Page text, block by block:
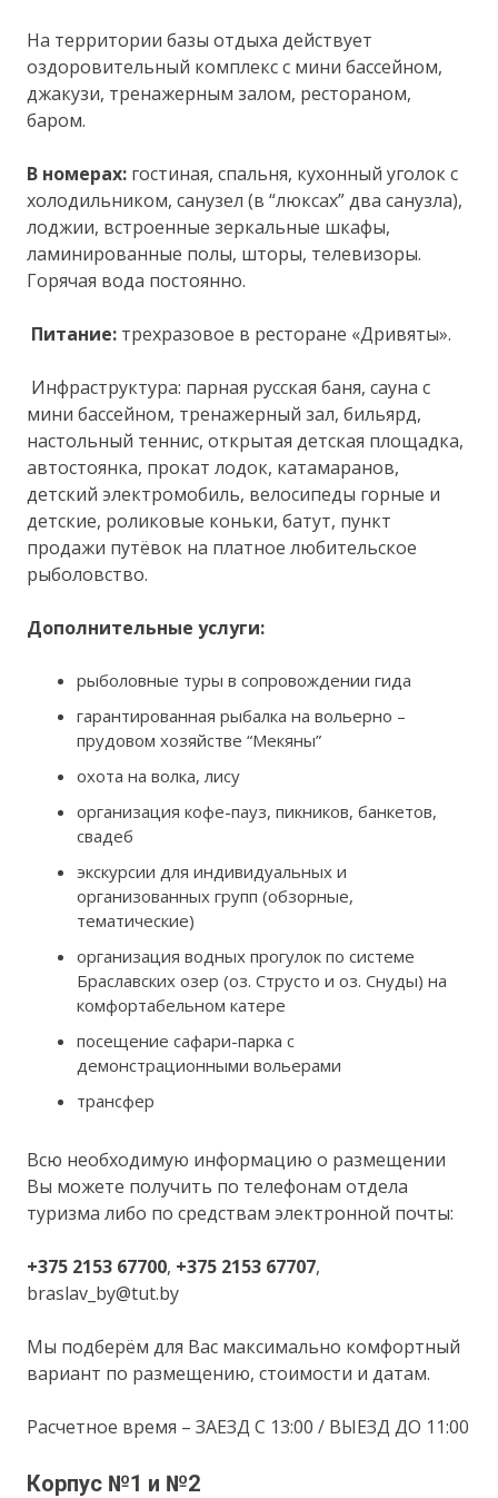
На территории базы отдыха действует
оздоровительный комплекс с мини бассейном,
джакузи, тренажерным залом, рестораном,
баром.
В номерах: гостиная, спальня, кухонный уголок c
холодильником, санузел (в “люксах” два санузла),
лоджии, встроенные зеркальные шкафы,
ламинированные полы, шторы, телевизоры.
Горячая вода постоянно.
Питание: трехразовое в ресторане «Дривяты».
Инфраструктура: парная русская баня, сауна с
мини бассейном, тренажерный зал, бильярд,
настольный теннис, открытая детская площадка,
автостоянка, прокат лодок, катамаранов,
детский электромобиль, велосипеды горные и
детские, роликовые коньки, батут, пункт
продажи путёвок на платное любительское
рыболовство.
Дополнительные услуги:
рыболовные туры в сопровождении гида
гарантированная рыбалка на вольерно –
прудовом хозяйстве “Мекяны”
охота на волка, лису
организация кофе-пауз, пикников, банкетов,
свадеб
экскурсии для индивидуальных и
организованных групп (обзорные,
тематические)
организация водных прогулок по системе
Браславских озер (оз. Струсто и оз. Снуды) на
комфортабельном катере
посещение сафари-парка с
демонстрационными вольерами
трансфер
Всю необходимую информацию о размещении
Вы можете получить по телефонам отдела
туризма либо по средствам электронной почты:
+375 2153 67700, +375 2153 67707,
braslav_by@tut.by
Мы подберём для Вас максимально комфортный
вариант по размещению, стоимости и датам.
Расчетное время – ЗАЕЗД С 13:00 / ВЫЕЗД ДО 11:00
Корпус №1 и №2